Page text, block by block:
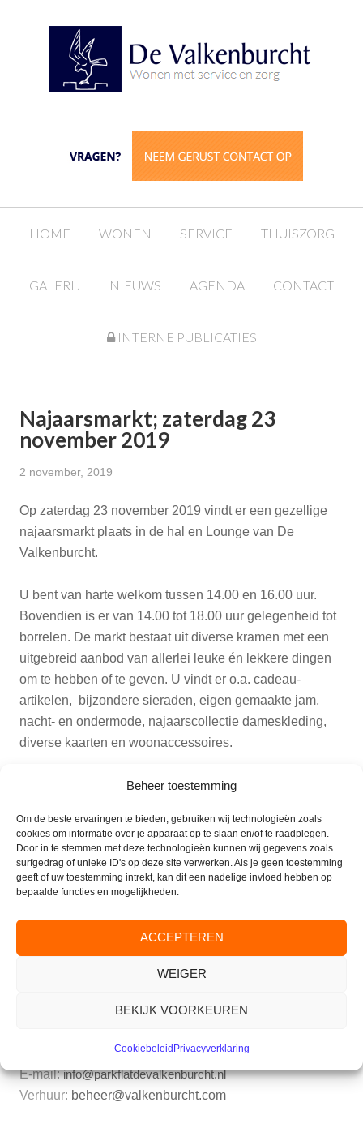
Beheer toestemming
Om de beste ervaringen te bieden, gebruiken wij technologieën zoals
cookies om informatie over je apparaat op te slaan en/of te raadplegen.
Door in te stemmen met deze technologieën kunnen wij gegevens zoals
surfgedrag of unieke ID's op deze site verwerken. Als je geen toestemming
geeft of uw toestemming intrekt, kan dit een nadelige invloed hebben op
bepaalde functies en mogelijkheden.
ACCEPTEREN
WEIGER
BEKIJK VOORKEUREN
CookiebeleidPrivacyverklaring
HOME WONEN SERVICE THUISZORG
GALERIJ NIEUWS AGENDA CONTACT
INTERNE PUBLICATIES
Najaarsmarkt; zaterdag 23
november 2019
2 november, 2019
Op zaterdag 23 november 2019 vindt er een gezellige
najaarsmarkt plaats in de hal en Lounge van De
Valkenburcht.
U bent van harte welkom tussen 14.00 en 16.00 uur.
Bovendien is er van 14.00 tot 18.00 uur gelegenheid tot
borrelen. De markt bestaat uit diverse kramen met een
uitgebreid aanbod van allerlei leuke én lekkere dingen
om te hebben of te geven. U vindt er o.a. cadeau-
artikelen, bijzondere sieraden, eigen gemaakte jam,
nacht- en ondermode, najaarscollectie dameskleding,
diverse kaarten en woonaccessoires.
Met het oog op de naderende decembermaand slaagt u
najaarsmarkt daarna gezellig af met een drankje. Het
‘Grand Café’ is extra lang geopend van 14.00 tot 18.00
uur.
CONTACT
Valkenburglaan 35
(026) 333 42 10
E-mail:info@parkflatdevalkenburcht.nl
Verhuur: beheer@valkenburcht.com